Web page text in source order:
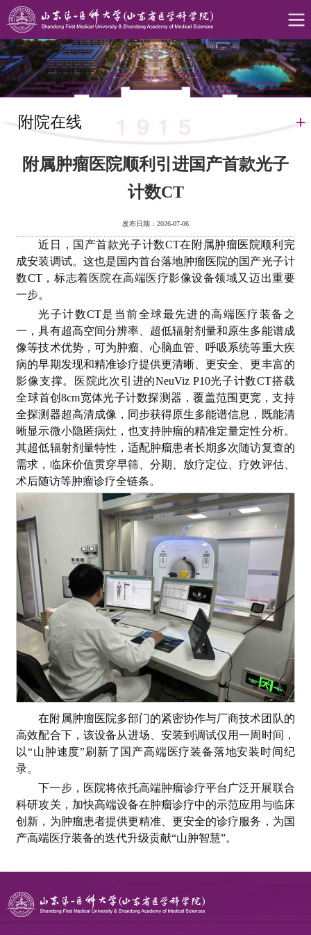
附院在线
附属肿瘤医院顺利引进国产首款光子
计数CT
发布日期：2026-07-06
近日，国产首款光子计数CT在附属肿瘤医院顺利完
成安装调试。这也是国内首台落地肿瘤医院的国产光子计
数CT，标志着医院在高端医疗影像设备领域又迈出重要
一步。
光子计数CT是当前全球最先进的高端医疗装备之
一，具有超高空间分辨率、超低辐射剂量和原生多能谱成
像等技术优势，可为肿瘤、心脑血管、呼吸系统等重大疾
病的早期发现和精准诊疗提供更清晰、更安全、更丰富的
影像支撑。医院此次引进的NeuViz P10光子计数CT搭载
全球首创8cm宽体光子计数探测器，覆盖范围更宽，支持
全探测器超高清成像，同步获得原生多能谱信息，既能清
晰显示微小隐匿病灶，也支持肿瘤的精准定量定性分析。
其超低辐射剂量特性，适配肿瘤患者长期多次随访复查的
需求，临床价值贯穿早筛、分期、放疗定位、疗效评估、
术后随访等肿瘤诊疗全链条。
在附属肿瘤医院多部门的紧密协作与厂商技术团队的
高效配合下，该设备从进场、安装到调试仅用一周时间，
以“山肿速度”刷新了国产高端医疗装备落地安装时间纪
录。
下一步，医院将依托高端肿瘤诊疗平台广泛开展联合
科研攻关，加快高端设备在肿瘤诊疗中的示范应用与临床
创新，为肿瘤患者提供更精准、更安全的诊疗服务，为国
产高端医疗装备的迭代升级贡献“山肿智慧”。